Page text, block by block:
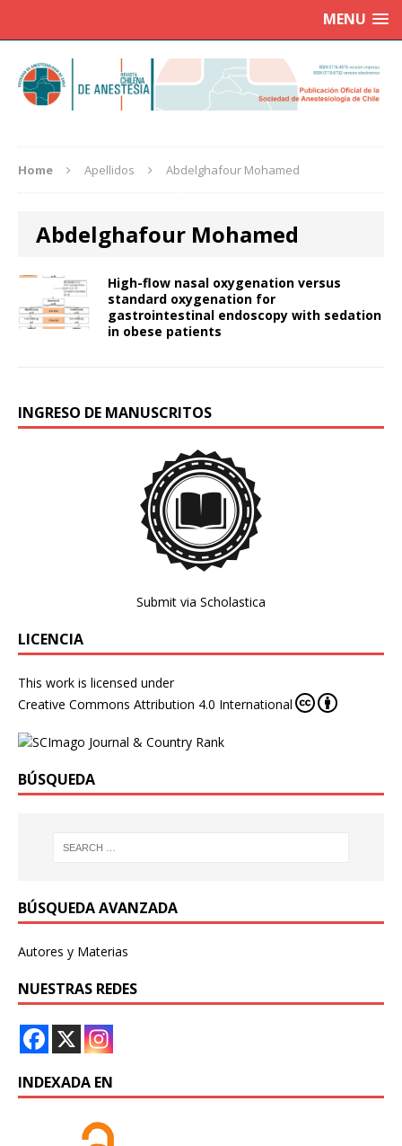
MENU
Home Apellidos Abdelghafour Mohamed
Abdelghafour Mohamed
High-flow nasal oxygenation versus
standard oxygenation for
gastrointestinal endoscopy with sedation
in obese patients
INGRESO DE MANUSCRITOS
Submit via Scholastica
LICENCIA
This work is licensed under
Creative Commons Attribution 4.0 International
BÚSQUEDA
BÚSQUEDA AVANZADA
Autores y Materias
NUESTRAS REDES
INDEXADA EN